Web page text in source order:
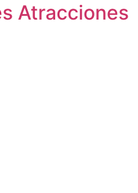
Atracciones